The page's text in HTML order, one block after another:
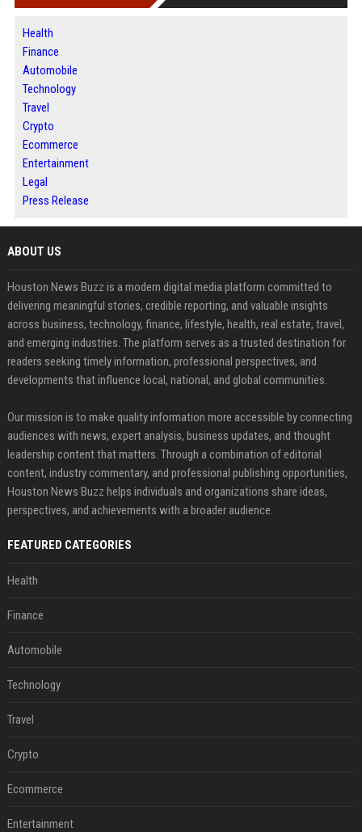
Health
Finance
Automobile
Technology
Travel
Crypto
Ecommerce
Entertainment
Legal
Press Release
ABOUT US
Houston News Buzz is a modern digital media platform committed to
delivering meaningful stories, credible reporting, and valuable insights
across business, technology, finance, lifestyle, health, real estate, travel,
and emerging industries. The platform serves as a trusted destination for
readers seeking timely information, professional perspectives, and
developments that influence local, national, and global communities.
Our mission is to make quality information more accessible by connecting
audiences with news, expert analysis, business updates, and thought
leadership content that matters. Through a combination of editorial
content, industry commentary, and professional publishing opportunities,
Houston News Buzz helps individuals and organizations share ideas,
perspectives, and achievements with a broader audience.
FEATURED CATEGORIES
Health
Finance
Automobile
Technology
Travel
Crypto
Ecommerce
Entertainment